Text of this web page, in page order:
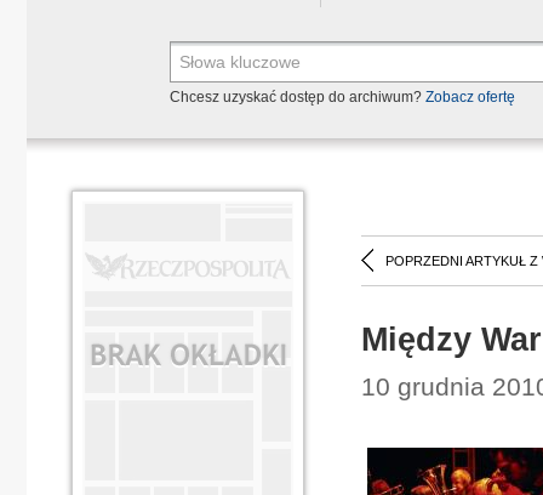
Chcesz uzyskać dostęp do archiwum? Zobacz ofertę
POPRZEDNI ARTYKUŁ Z
Między
10 grudnia